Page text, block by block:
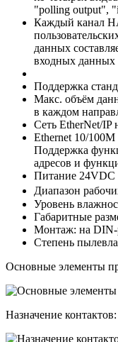
"polling output",
Каждый канал
данных
входных данных
Поддержка
Макс. объём
в каждом
Сеть EtherNet/IP
Ethernet 10/
Поддержка
адресов и
Питание
Диапазон
Уровень
Габаритные
Монтаж: на
Степень
Основные элементы
Назначение контактов: